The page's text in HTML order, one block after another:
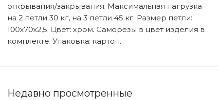
открывания/закрывания. Максимальная нагрузка
на 2 петли 30 кг, на 3 петли 45 кг. Размер петли:
100x70x2,5. Цвет: хром. Саморезы в цвет изделия в
комплекте. Упаковка: картон.
Недавно просмотренные